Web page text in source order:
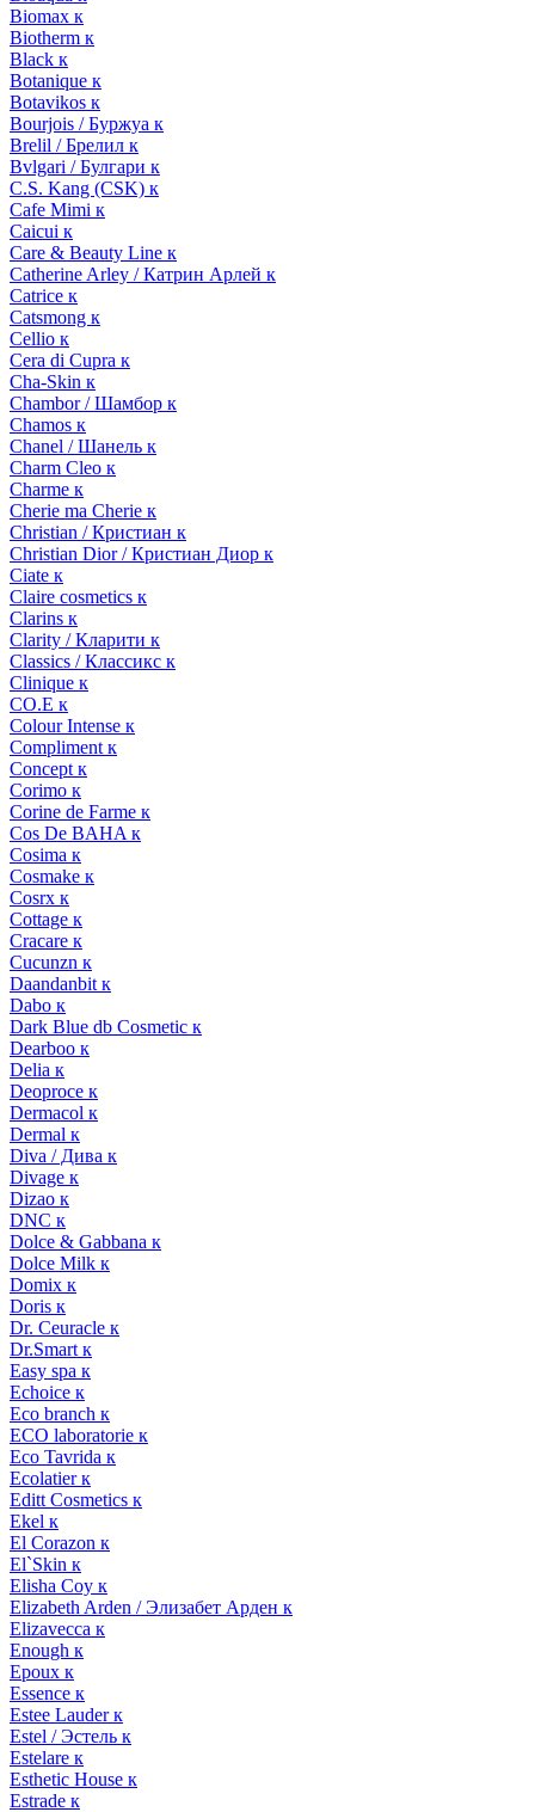
Biomax к
Biotherm к
Black к
Botanique к
Botavikos к
Bourjois / Буржуа к
Brelil / Брелил к
Bvlgari / Булгари к
C.S. Kang (CSK) к
Cafe Mimi к
Caicui к
Care & Beauty Line к
Catherine Arley / Катрин Арлей к
Catrice к
Catsmong к
Cellio к
Cera di Cupra к
Cha-Skin к
Chambor / Шамбор к
Chamos к
Chanel / Шанель к
Charm Cleo к
Charme к
Cherie ma Cherie к
Christian / Кристиан к
Christian Dior / Кристиан Диор к
Ciate к
Claire cosmetics к
Clarins к
Clarity / Кларити к
Classics / Классикс к
Clinique к
CO.E к
Colour Intense к
Compliment к
Concept к
Corimo к
Corine de Farme к
Cos De BAHA к
Cosima к
Cosmake к
Cosrx к
Cottage к
Cracare к
Cucunzn к
Daandanbit к
Dabo к
Dark Blue db Cosmetic к
Dearboo к
Delia к
Deoproce к
Dermacol к
Dermal к
Diva / Дива к
Divage к
Dizao к
DNC к
Dolce & Gabbana к
Dolce Milk к
Domix к
Doris к
Dr. Ceuracle к
Dr.Smart к
Easy spa к
Echoice к
Eco branch к
ECO laboratorie к
Eco Tavrida к
Ecolatier к
Editt Cosmetics к
Ekel к
El Corazon к
El`Skin к
Elisha Coy к
Elizabeth Arden / Элизабет Арден к
Elizavecca к
Enough к
Epoux к
Essence к
Estee Lauder к
Estel / Эстель к
Estelare к
Esthetic House к
Estrade к